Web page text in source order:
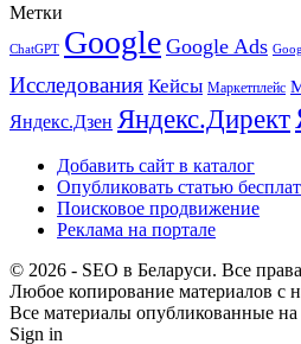
Метки
ChatGPT Google Google Ads
Исследования Кейсы Маркетплейс
Яндекс.Дзен Яндекс.Директ
Добавить сайт в каталог
Опубликовать статью
Поисковое продвижение
Реклама на портале
© 2026 - SEO в Беларуси. Все
Любое копирование материалов с
Все материалы опубликованные на
Sign in